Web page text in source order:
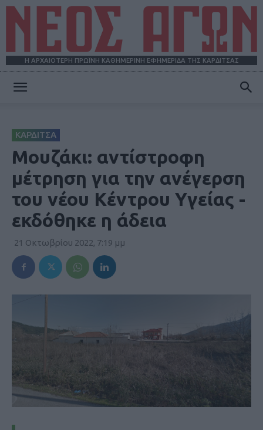
Η ΑΡΧΑΙΟΤΕΡΗ ΠΡΩΪΝΗ ΚΑΘΗΜΕΡΙΝΗ ΕΦΗΜΕΡΙΔΑ ΤΗΣ ΚΑΡΔΙΤΣΑΣ
ΚΑΡΔΙΤΣΑ
Μουζάκι: αντίστροφη
μέτρηση για την ανέγερση
του νέου Κέντρου Υγείας -
εκδόθηκε η άδεια
21 Οκτωβρίου 2022, 7:19 μμ